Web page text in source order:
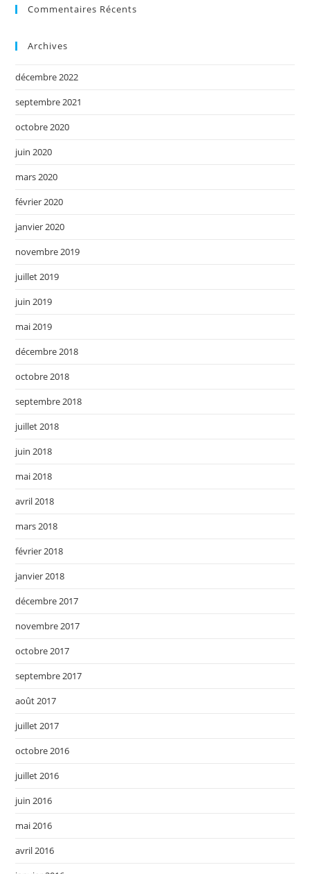
Commentaires Récents
Archives
décembre 2022
septembre 2021
octobre 2020
juin 2020
mars 2020
février 2020
janvier 2020
novembre 2019
juillet 2019
juin 2019
mai 2019
décembre 2018
octobre 2018
septembre 2018
juillet 2018
juin 2018
mai 2018
avril 2018
mars 2018
février 2018
janvier 2018
décembre 2017
novembre 2017
octobre 2017
septembre 2017
août 2017
juillet 2017
octobre 2016
juillet 2016
juin 2016
mai 2016
avril 2016